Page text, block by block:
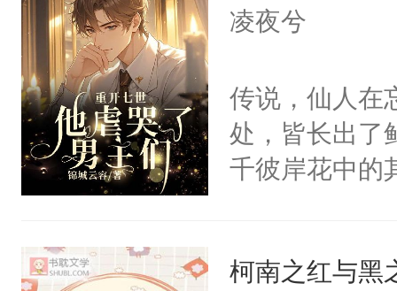
凌夜兮
传说，仙人在
处，皆长出了
千彼岸花中的
人的仙鬼之气
柯南之红与黑